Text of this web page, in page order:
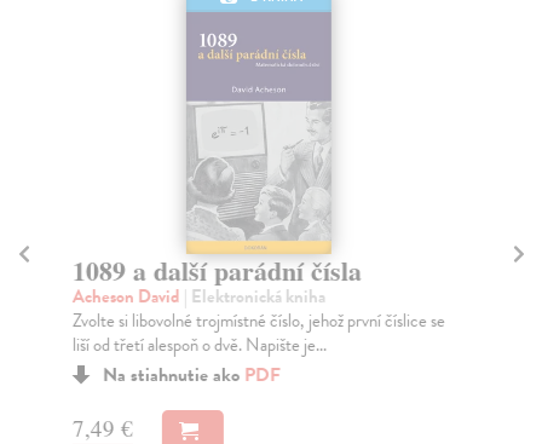
1089 a další parádní čísla
Acheson David | Elektronická kniha
Zvolte si libovolné trojmístné číslo, jehož první číslice se
liší od třetí alespoň o dvě. Napište je...
Na stiahnutie ako PDF
7,49 €